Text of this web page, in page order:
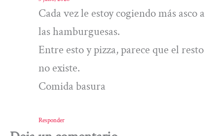
Cada vez le estoy cogiendo más asco a
las hamburguesas.
Entre esto y pizza, parece que el resto
no existe.
Comida basura
Responder